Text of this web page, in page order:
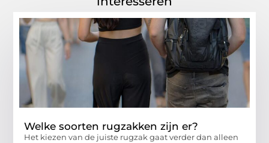
Welke soorten rugzakken zijn er?
Het kiezen van de juiste rugzak gaat verder dan alleen